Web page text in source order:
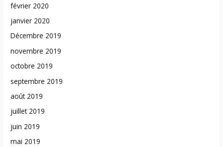
février 2020
janvier 2020
Décembre 2019
novembre 2019
octobre 2019
septembre 2019
août 2019
juillet 2019
juin 2019
mai 2019